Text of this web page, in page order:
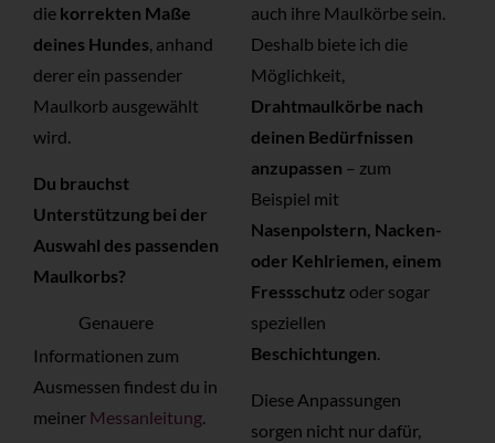
die korrekten Maße
deines Hundes , anhand
derer ein passender
Maulkorb ausgewählt
wird.
Du brauchst
Unterstützung bei der
Auswahl des passenden
Maulkorbs?
Genauere
Informationen zum
Ausmessen findest du in
meiner Messanleitung.
auch ihre Maulkörbe sein.
Deshalb biete ich die
Möglichkeit,
Drahtmaulkörbe nach
deinen Bedürfnissen
anzupassen – zum
Beispiel mit
Nasenpolstern, Nacken-
oder Kehlriemen, einem
Fressschutz oder sogar
speziellen
Beschichtungen
Diese Anpassungen
sorgen nicht nur dafür,